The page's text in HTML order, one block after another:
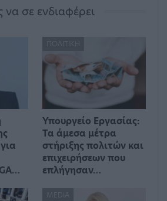
σε ενδιαφέρει
ΠΟΛΙΤΙΚΉ
Υπουργείο Εργασίας:
Τα άμεσα μέτρα
στήριξης πολιτών και
επιχειρήσεων που
επλήγησαν…
MEDIA